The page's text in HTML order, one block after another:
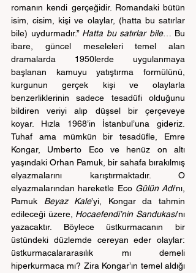
romanın kendi gerçeğidir. Romandaki bütün
isim, cisim, kişi ve olaylar, (hatta bu satırlar
bile) uydurmadır.” Hatta bu satırlar bile… Bu
ibare, güncel meseleleri temel alan
dramalarda 1950lerde uygulanmaya
başlanan kamuyu yatıştırma formülünü,
kurgunun gerçek kişi ve olaylarla
benzerliklerinin sadece tesadüfi olduğunu
bildiren veriyi alıp düşsel bir çerçeveye
koyar. Hızla 1968’in İstanbul’una gideriz.
Tuhaf ama mümkün bir tesadüfle, Emre
Kongar, Umberto Eco ve henüz on altı
yaşındaki Orhan Pamuk, bir sahafa bırakılmış
elyazmalarını karıştırmaktadır. O
elyazmalarından hareketle Eco Gülün Adı’nı,
Pamuk Beyaz Kale’yi, Kongar da tahmin
edileceği üzere, Hocaefendi’nin Sandukası’nı
yazacaktır. Böylece üstkurmacanın bir
üstündeki düzlemde cereyan eder olaylar:
üstkurmacalararasılık mı demeli
hiperkurmaca mı? Zira Kongar’ın temel aldığı